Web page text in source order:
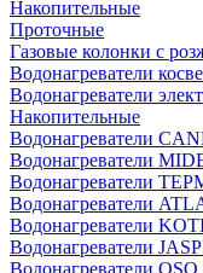
Накопительные
Проточные
Газовые колонки с
Водонагреватели
Водонагреватели
Накопительные
Водонагреватели
Водонагреватели
Водонагреватели
Водонагреватели
Водонагреватели
Водонагреватели
Водонагреватели OSO